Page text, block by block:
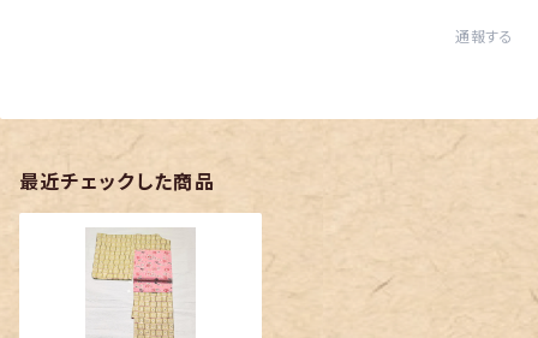
通報する
最近チェックした商品